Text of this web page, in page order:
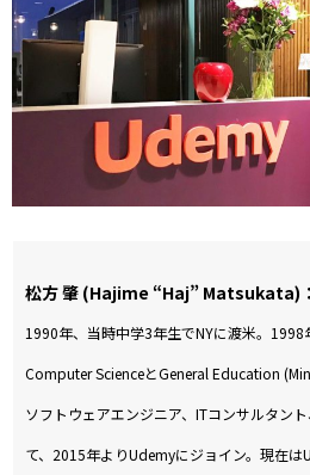
松方 肇 (Hajime “Haj” Matsukata)：
1990年、当時中学3年生でNYに渡米。
Computer ScienceとGeneral Education
ソフトウェアエンジニア、ITコンサルタン
て、2015年よりUdemyにジョイン。現在は